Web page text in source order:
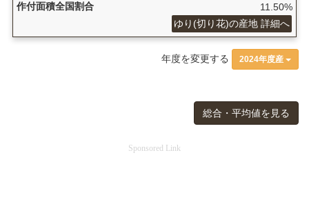
作付面積全国割合
11.50%
ゆり(切り花)の産地 詳細へ
年度を変更する 2024年度産
総合・平均値を見る
Sponsored Link